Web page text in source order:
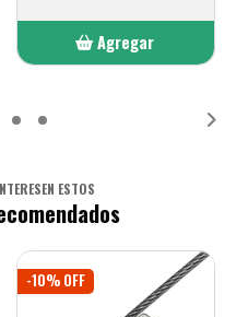
Agregar
ESTOS
-10% OFF